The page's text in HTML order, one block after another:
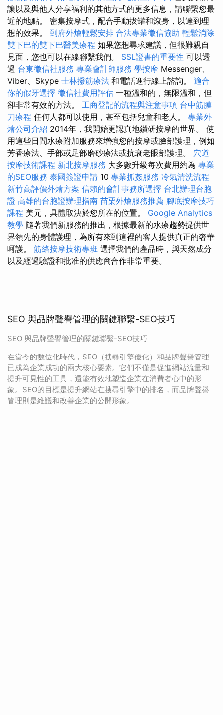
讓以及與他人分享福利的其他方式的更多信息，請聯繫您最
近的地點。 密集按摩式，配合手動拔罐和滾身，以達到理
想的效果。 到府外燴輕鬆安排 合法專業徵信協助 輕鬆消除
雙下巴的雙下巴醫美療程 如果您想尋求建議，但很難親自
見面，您也可以在線聯繫我們。 SSL證書的重要性 可以透
過 台東徵信社服務 專業會計師服務 學按摩 Messenger、
Viber、Skype 士林撥筋療法 和電話進行線上諮詢。 適合
你的假牙選擇 徵信社費用評估 一種溫和的，無限溫和，但
卻非常有效的方法。 工商登記的流程與注意事項 台中筋膜
刀療程 任何人都可以使用，甚至包括兒童和老人。 專業外
燴公司介紹 2014年，我開始更認真地鑽研按摩的世界。 使
用這些日間水療附加服務來增強您的按摩或臉部護理，例如
芳香療法、手部或足部磨砂療法或抗衰老眼部護理。 穴道
按摩技術課程 新北按摩服務 大多數升級每次費用約為 專業
的SEO服務 泰國簽證申請 10 專業抓姦服務 冷氣清洗流程
新竹高評價外燴方案 信賴的會計事務所選擇 台北辦理台胞
證 高雄的台胞證辦理指南 苗栗外燴服務推薦 腳底按摩技巧
課程 美元，具體取決於您所在的位置。 Google Analytics
教學 隨著我們新服務的推出，根據最新的水療趨勢提供世
界領先的身體護理，為所有來到這裡的客人提供真正的奢華
呵護。 筋絡按摩技術專班 選擇我們的產品時，與天然成分
以及經過驗證和批准的供應商合作非常重要。
SEO 與品牌聲譽管理的關鍵聯繫-SEO技巧
SEO 與品牌聲譽管理的關鍵聯繫-SEO技巧
在當今的數位化時代，SEO（搜尋引擎優化）和品牌聲譽管理
已成為企業成功的兩大核心要素。它們不僅是促進網站流量和
提升可見性的工具，還能有效地塑造企業在消費者心中的形
象。SEO的目標是提升網站在搜尋引擎中的排名，而品牌聲譽
管理則是維護和改善企業的公開形象。